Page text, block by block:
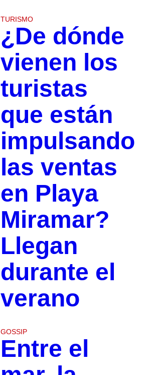
TURISMO
¿De dónde
vienen los
turistas
que están
impulsando
las ventas
en Playa
Miramar?
Llegan
durante el
verano
GOSSIP
Entre el